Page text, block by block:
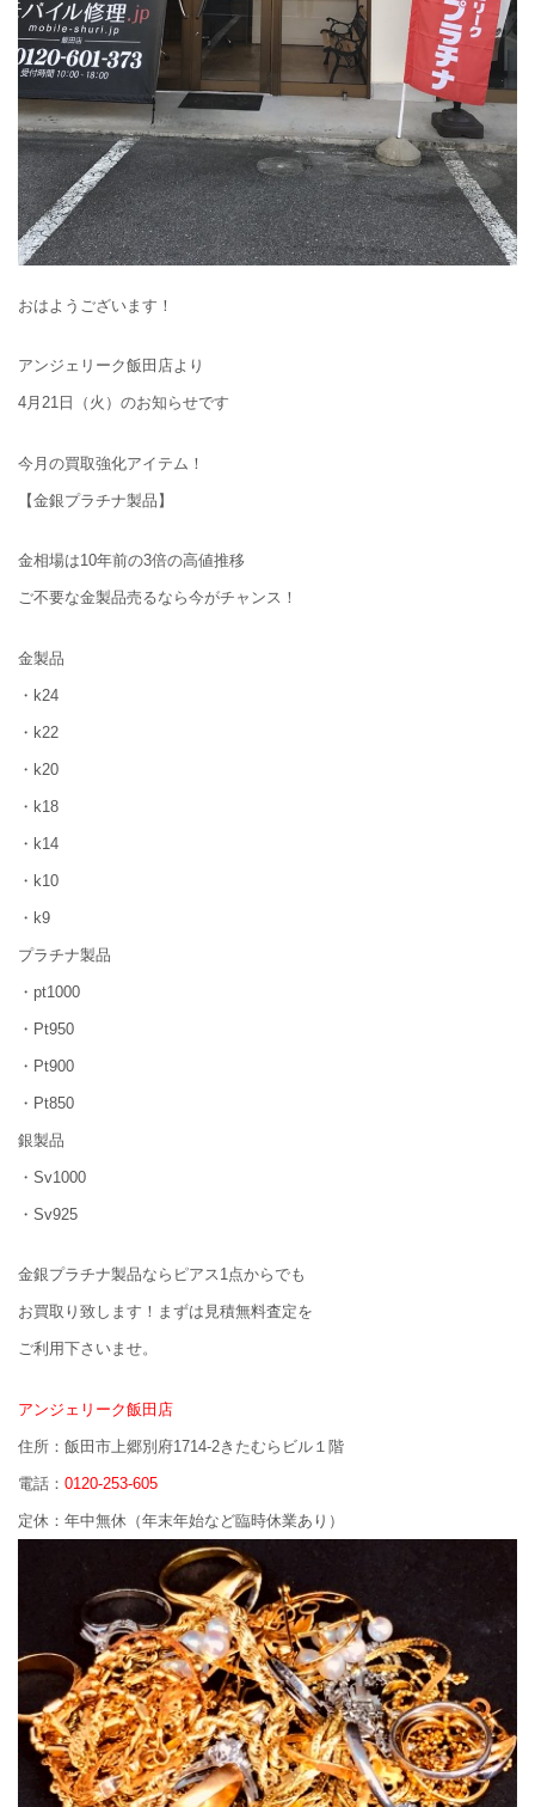
おはようございます！
アンジェリーク飯田店より
4月21日（火）のお知らせです
今月の買取強化アイテム！
【金銀プラチナ製品】
金相場は10年前の3倍の高値推移
ご不要な金製品売るなら今がチャンス！
金製品
・k24
・k22
・k20
・k18
・k14
・k10
・k9
プラチナ製品
・pt1000
・Pt950
・Pt900
・Pt850
銀製品
・Sv1000
・Sv925
金銀プラチナ製品ならピアス1点からでも
お買取り致します！まずは見積無料査定を
ご利用下さいませ。
アンジェリーク飯田店
住所：飯田市上郷別府1714-2きたむらビル１階
電話： 0120-253-605
定休：年中無休（年末年始など臨時休業あり）